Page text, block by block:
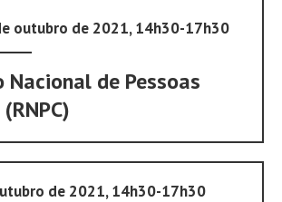
outubro de 2021, 14h30-17h30
Nacional de Pessoas
de 2021, 14h30-17h30